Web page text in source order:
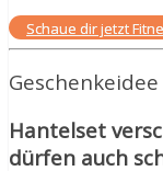
Schaue dir jetzt
Geschenkeidee
Hantelset
dürfen auch